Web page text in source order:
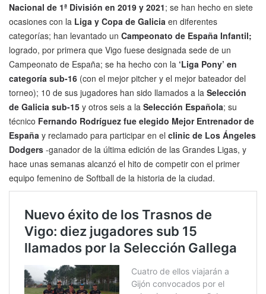
Nacional de 1ª División en 2019 y 2021; se han hecho en siete
ocasiones con la Liga y Copa de Galicia en diferentes
categorías; han levantado un Campeonato de España Infantil;
logrado, por primera que Vigo fuese designada sede de un
Campeonato de España; se ha hecho con la ‘Liga Pony’ en
categoría sub-16 (con el mejor pitcher y el mejor bateador del
torneo); 10 de sus jugadores han sido llamados a la Selección
de Galicia sub-15 y otros seis a la Selección Española; su
técnico Fernando Rodríguez fue elegido Mejor Entrenador de
España y reclamado para participar en el clinic de Los Ángeles
Dodgers -ganador de la última edición de las Grandes Ligas, y
hace unas semanas alcanzó el hito de competir con el primer
equipo femenino de Softball de la historia de la ciudad.